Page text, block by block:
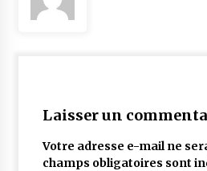
Laisser un
Votre adresse e-mail ne
champs obligatoires sont